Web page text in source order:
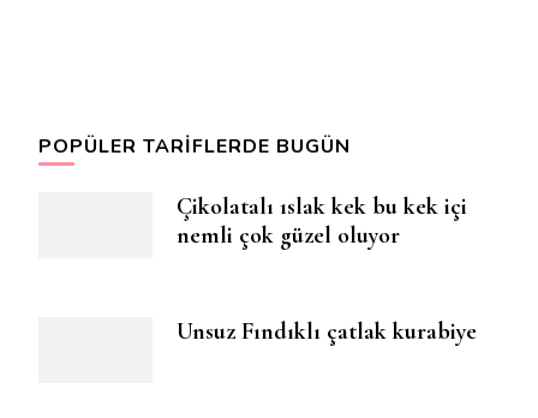
POPÜLER TARIFLERDE BUGÜN
Çikolatalı ıslak kek bu kek içi
nemli çok güzel oluyor
Unsuz Fındıklı çatlak kurabiye